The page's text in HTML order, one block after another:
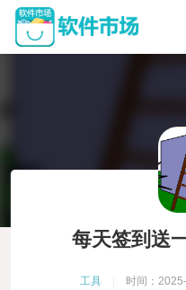
每天签到送
工具 时间：